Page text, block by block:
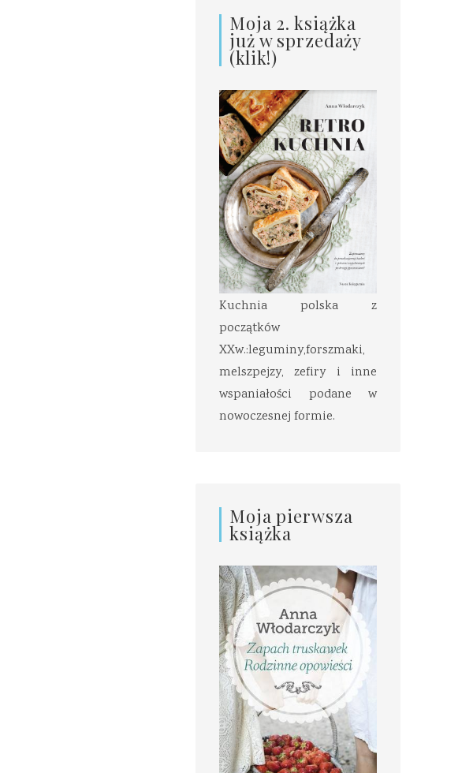
Moja 2. książka
już w sprzedaży
(klik!)
Kuchnia polska z
początków
XXw.:leguminy,forszmaki,
melszpejzy, zefiry i inne
wspaniałości podane w
nowoczesnej formie.
Moja pierwsza
książka